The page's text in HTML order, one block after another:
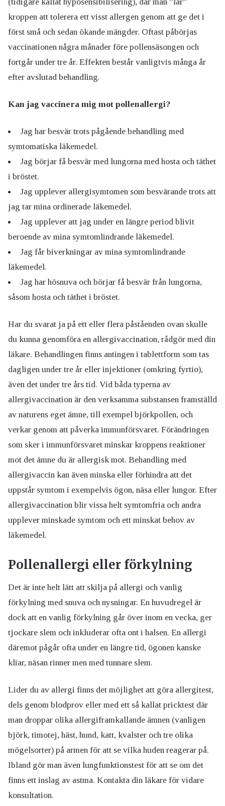
kroppen att tolerera ett visst allergen genom att ge det i
först små och sedan ökande mängder. Oftast påbörjas
vaccinationen några månader före pollensäsongen och
fortgår under tre år. Effekten består vanligtvis många år
efter avslutad behandling.
Kan jag vaccinera mig mot pollenallergi?
Jag har besvär trots pågående behandling med
symtomatiska läkemedel.
Jag börjar få besvär med lungorna med hosta och täthet
i bröstet.
Jag upplever allergisymtomen som besvärande trots att
jag tar mina ordinerade läkemedel.
Jag upplever att jag under en längre period blivit
beroende av mina symtomlindrande läkemedel.
Jag får biverkningar av mina symtomlindrande
läkemedel.
Jag har hösnuva och börjar få besvär från lungorna,
såsom hosta och täthet i bröstet.
Har du svarat ja på ett eller flera påståenden ovan skulle
du kunna genomföra en allergivaccination, rådgör med din
läkare. Behandlingen finns antingen i tablettform som tas
dagligen under tre år eller injektioner (omkring fyrtio),
även det under tre års tid. Vid båda typerna av
allergivaccination är den verksamma substansen framställd
av naturens eget ämne, till exempel björkpollen, och
verkar genom att påverka immunförsvaret. Förändringen
som sker i immunförsvaret minskar kroppens reaktioner
mot det ämne du är allergisk mot. Behandling med
allergivaccin kan även minska eller förhindra att det
uppstår symtom i exempelvis ögon, näsa eller lungor. Efter
allergivaccination blir vissa helt symtomfria och andra
upplever minskade symtom och ett minskat behov av
läkemedel.
Pollenallergi eller förkylning
Det är inte helt lätt att skilja på allergi och vanlig
förkylning med snuva och nysningar. En huvudregel är
dock att en vanlig förkylning går över inom en vecka, ger
tjockare slem och inkluderar ofta ont i halsen. En allergi
däremot pågår ofta under en längre tid, ögonen kanske
kliar, näsan rinner men med tunnare slem.
Lider du av allergi finns det möjlighet att göra allergitest,
dels genom blodprov eller med ett så kallat pricktest där
man droppar olika allergiframkallande ämnen (vanligen
björk, timotej, häst, hund, katt, kvalster och tre olika
mögelsorter) på armen för att se vilka huden reagerar på.
Ibland gör man även lungfunktionstest för att se om det
finns ett inslag av astma. Kontakta din läkare för vidare
konsultation.